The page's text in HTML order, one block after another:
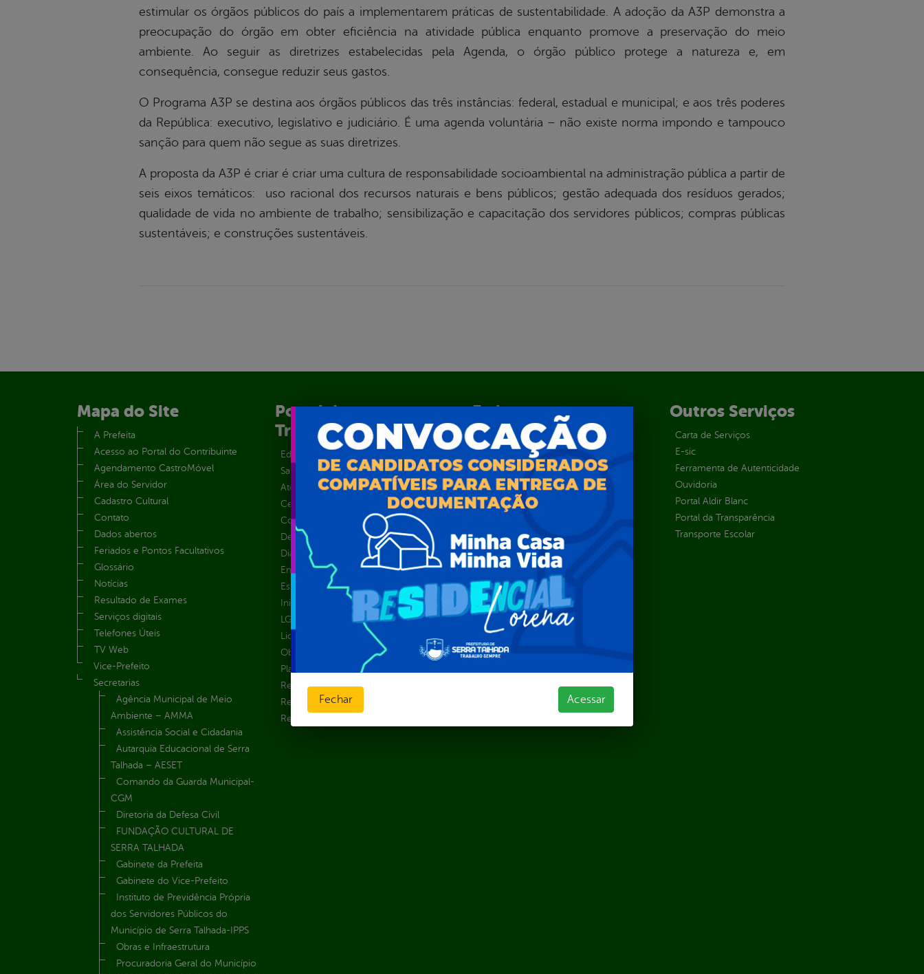
estimular os órgãos públicos do país a implementarem práticas de sustentabilidade. A adoção da A3P demonstra a
preocupação do órgão em obter eficiência na atividade pública enquanto promove a preservação do meio
ambiente. Ao seguir as diretrizes estabelecidas pela Agenda, o órgão público protege a natureza e, em
consequência, consegue reduzir seus gastos.
O Programa A3P se destina aos órgãos públicos das três instâncias: federal, estadual e municipal; e aos três poderes
da República: executivo, legislativo e judiciário. É uma agenda voluntária – não existe norma impondo e tampouco
sanção para quem não segue as suas diretrizes.
A proposta da A3P é criar é criar uma cultura de responsabilidade socioambiental na administração pública a partir de
seis eixos temáticos: uso racional dos recursos naturais e bens públicos; gestão adequada dos resíduos gerados;
qualidade de vida no ambiente de trabalho; sensibilização e capacitação dos servidores públicos; compras públicas
sustentáveis; e construções sustentáveis.
Mapa do Site
A Prefeita
Acesso ao Portal do Contribuinte
Agendamento CastroMóvel
Área do Servidor
Cadastro Cultural
Contato
Dados abertos
Feriados e Pontos Facultativos
Glossário
Notícias
Resultado de Exames
Serviços digitais
Telefones Úteis
TV Web
Vice-Prefeito
Secretarias
Agência Municipal de Meio
Ambiente – AMMA
Assistência Social e Cidadania
Autarquia Educacional de Serra
Talhada – AESET
Comando da Guarda Municipal-
CGM
Diretoria da Defesa Civil
FUNDAÇÃO CULTURAL DE
SERRA TALHADA
Gabinete da Prefeita
Gabinete do Vice-Prefeito
Instituto de Previdência Própria
dos Servidores Públicos do
Município de Serra Talhada-IPPS
Obras e Infraestrutura
Procuradoria Geral do Município
Portal da
Transparência
Educação
Saúde
Atos normativos
Central de Dúvidas
Convênios e Transferências
Despesas
Diárias
Emendas parlamentares
Estrutura Organizacional
Inicio
LGPD e Governo Digital
Licitações e Contratos
Obras Públicas
Planejamento e Prestação de Contas
Receitas
Recursos Humanos
Renúncias de Receitas
E-sic
Como solicitar
Consulte sua Solicitação
Decretos
Estatísticas
Formulários
Sic Físico
Solicitar Recurso
Solicitar um pedido
Outros Serviços
Carta de Serviços
E-sic
Ferramenta de Autenticidade
Ouvidoria
Portal Aldir Blanc
Portal da Transparência
Transporte Escolar
Fechar Acessar